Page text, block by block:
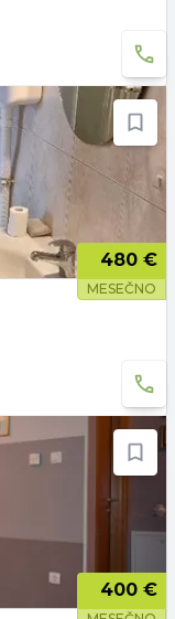
480 €
MESEČNO
400 €